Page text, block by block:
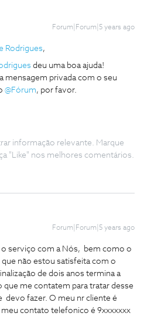
Forum|Forum|5 years ago
Rodrigues,
deu uma boa ajuda!
mensagem privada com o seu
@Fórum, por favor.
informação relevante. Marque
"Like" nos melhores comentários.
Forum|Forum|5 years ago
o serviço com a Nós, bem como o
não estou satisfeita com o
de dois anos termina a
me contatem para tratar desse
devo fazer. O meu nr cliente é
contato telefonico é 9xxxxxxx